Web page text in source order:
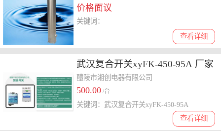
价格面议
查看详细
关键词：
武汉复合开关xyFK-450-95A 厂家
供应
醴陵市湘创电器有限公司
500.00 /台
查看详细
关键词：武汉复合开关xyFK-450-95A